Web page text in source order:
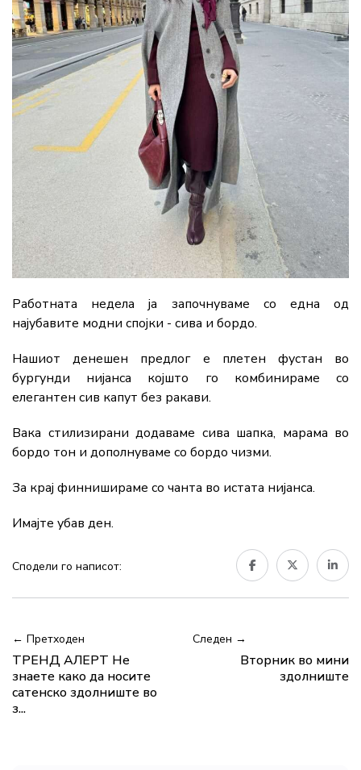
Работната недела ја започнуваме со една од
најубавите модни спојки - сива и бордо.
Нашиот денешен предлог е плетен фустан во
бургунди нијанса којшто го комбинираме со
елегантен сив капут без ракави.
Вака стилизирани додаваме сива шапка, марама во
бордо тон и дополнуваме со бордо чизми.
За крај финнишираме со чанта во истата нијанса.
Имајте убав ден.
Сподели го написот:
← Претходен
ТРЕНД АЛЕРТ Не
знаете како да носите
сатенско здолниште во
з...
Следен →
Вторник во мини
здолниште